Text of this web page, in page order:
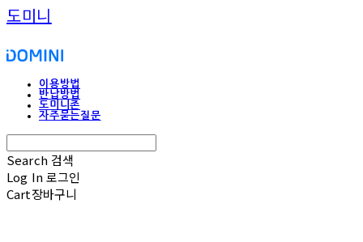
도미니
이용방법
반납방법
도미니존
자주묻는질문
Search 검색
Log In로그인
Cart장바구니